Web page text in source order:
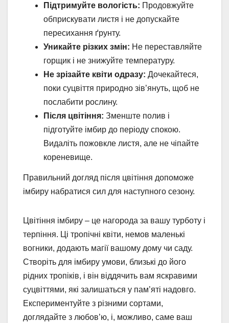
Підтримуйте вологість: Продовжуйте
обприскувати листя і не допускайте
пересихання ґрунту.
Уникайте різких змін: Не переставляйте
горщик і не знижуйте температуру.
Не зрізайте квіти одразу: Дочекайтеся,
поки суцвіття природно зів’януть, щоб не
послабити рослину.
Після цвітіння: Зменште полив і
підготуйте імбир до періоду спокою.
Видаліть пожовкле листя, але не чіпайте
кореневище.
Правильний догляд після цвітіння допоможе
імбиру набратися сил для наступного сезону.
Цвітіння імбиру – це нагорода за вашу турботу і
терпіння. Ці тропічні квіти, немов маленькі
вогники, додають магії вашому дому чи саду.
Створіть для імбиру умови, близькі до його
рідних тропіків, і він віддячить вам яскравими
суцвіттями, які залишаться у пам’яті надовго.
Експериментуйте з різними сортами,
доглядайте з любов’ю, і, можливо, саме ваш